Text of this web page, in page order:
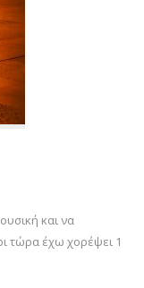
και να
τώρα έχω χορέψει 1